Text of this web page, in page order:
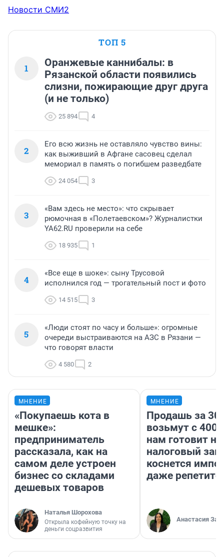
Новости СМИ2
ТОП 5
1
Оранжевые каннибалы: в
Рязанской области появились
слизни, пожирающие друг друга
(и не только)
25 894 4
2
Его всю жизнь не оставляло чувство вины:
как выживший в Афгане сасовец сделал
мемориал в память о погибшем разведбате
24 054 3
3
«Вам здесь не место»: что скрывает
рюмочная в «Полетаевском»? Журналистки
YA62.RU проверили на себе
18 935 1
4
«Все еще в шоке»: сыну Трусовой
исполнился год — трогательный пост и фото
14 515 3
5
«Люди стоят по часу и больше»: огромные
очереди выстраиваются на АЗС в Рязани —
что говорят власти
4 580 2
МНЕНИЕ
«Покупаешь кота в
мешке»:
предприниматель
рассказала, как на
самом деле устроен
бизнес со складами
дешевых товаров
Наталья Шорохова
Открыла кофейную точку на
деньги соцразвития
МНЕНИЕ
Продашь за
возьмут с
нам готовит
налоговый
коснется
даже
Анастасия